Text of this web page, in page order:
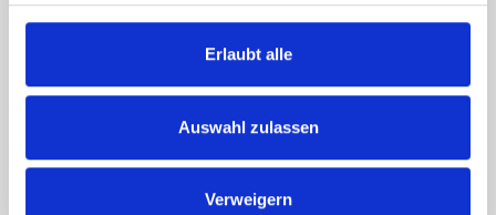
Erlaubt alle
Auswahl zulassen
Verweigern
Fertige Maße: Gesamtlänge von Schulter bis Schritt: ca. 33
(37, 40, 45) cm [13 (14½, 15¾, 17¾)]"; Brustumfang: ca. 45
(48, 51, 54) cm [17¾ (19, 20, 21¼)]"
3 (3, 3, 4) Knäuel. Das Muster ist aus Merino in der Farbe